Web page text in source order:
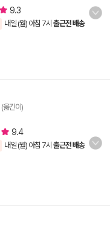
9.3
내일 (월) 아침 7시 출근전 배송
(옮긴이)
9.4
내일 (월) 아침 7시 출근전 배송